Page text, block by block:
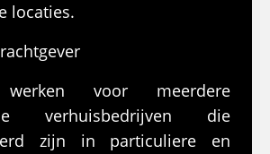
locaties.
voor meerdere
verhuisbedrijven die
zijn in particuliere en